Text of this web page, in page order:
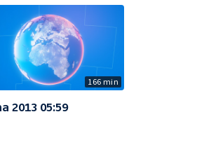
166 min
2013 05:59